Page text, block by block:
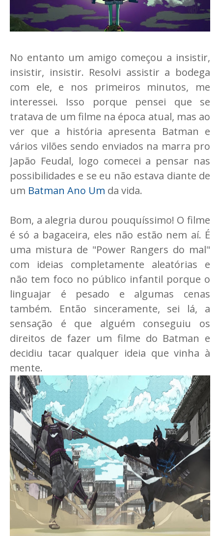
No entanto um amigo começou a insistir,
insistir, insistir. Resolvi assistir a bodega
com ele, e nos primeiros minutos, me
interessei. Isso porque pensei que se
tratava de um filme na época atual, mas ao
ver que a história apresenta Batman e
vários vilões sendo enviados na marra pro
Japão Feudal, logo comecei a pensar nas
possibilidades e se eu não estava diante de
um Batman Ano Um da vida.
Bom, a alegria durou pouquíssimo! O filme
é só a bagaceira, eles não estão nem aí. É
uma mistura de "Power Rangers do mal"
com ideias completamente aleatórias e
não tem foco no público infantil porque o
linguajar é pesado e algumas cenas
também. Então sinceramente, sei lá, a
sensação é que alguém conseguiu os
direitos de fazer um filme do Batman e
decidiu tacar qualquer ideia que vinha à
mente.